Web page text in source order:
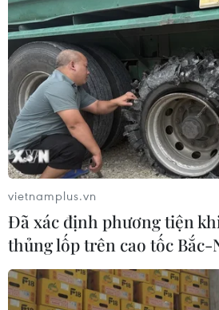
vietnamplus.vn
Đã xác định phương tiện
thủng lốp trên cao tốc Bắc-